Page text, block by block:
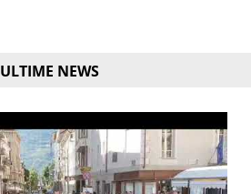
ULTIME NEWS